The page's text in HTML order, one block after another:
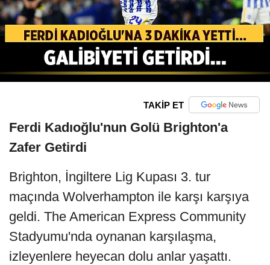
TAKİP ET
Ferdi Kadıoğlu'nun Golü Brighton'a
Zafer Getirdi
Brighton, İngiltere Lig Kupası 3. tur
maçında Wolverhampton ile karşı karşıya
geldi. The American Express Community
Stadyumu'nda oynanan karşılaşma,
izleyenlere heyecan dolu anlar yaşattı.